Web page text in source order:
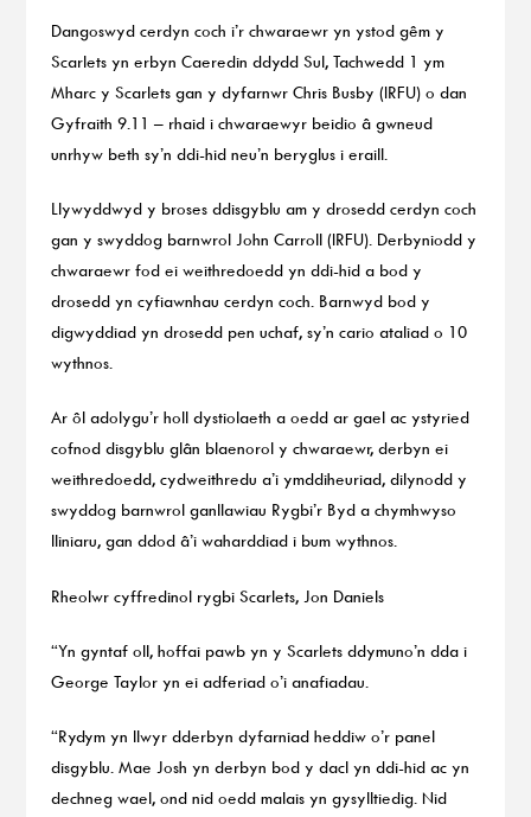
Dangoswyd cerdyn coch i’r chwaraewr yn ystod gêm y
Scarlets yn erbyn Caeredin ddydd Sul, Tachwedd 1 ym
Mharc y Scarlets gan y dyfarnwr Chris Busby (IRFU) o dan
Gyfraith 9.11 – rhaid i chwaraewyr beidio â gwneud
unrhyw beth sy’n ddi-hid neu’n beryglus i eraill.
Llywyddwyd y broses ddisgyblu am y drosedd cerdyn coch
gan y swyddog barnwrol John Carroll (IRFU). Derbyniodd y
chwaraewr fod ei weithredoedd yn ddi-hid a bod y
drosedd yn cyfiawnhau cerdyn coch. Barnwyd bod y
digwyddiad yn drosedd pen uchaf, sy’n cario ataliad o 10
wythnos.
Ar ôl adolygu’r holl dystiolaeth a oedd ar gael ac ystyried
cofnod disgyblu glân blaenorol y chwaraewr, derbyn ei
weithredoedd, cydweithredu a’i ymddiheuriad, dilynodd y
swyddog barnwrol ganllawiau Rygbi’r Byd a chymhwyso
lliniaru, gan ddod â’i waharddiad i bum wythnos.
Rheolwr cyffredinol rygbi Scarlets, Jon Daniels
“Yn gyntaf oll, hoffai pawb yn y Scarlets ddymuno’n dda i
George Taylor yn ei adferiad o’i anafiadau.
“Rydym yn llwyr dderbyn dyfarniad heddiw o’r panel
disgyblu. Mae Josh yn derbyn bod y dacl yn ddi-hid ac yn
dechneg wael, ond nid oedd malais yn gysylltiedig. Nid